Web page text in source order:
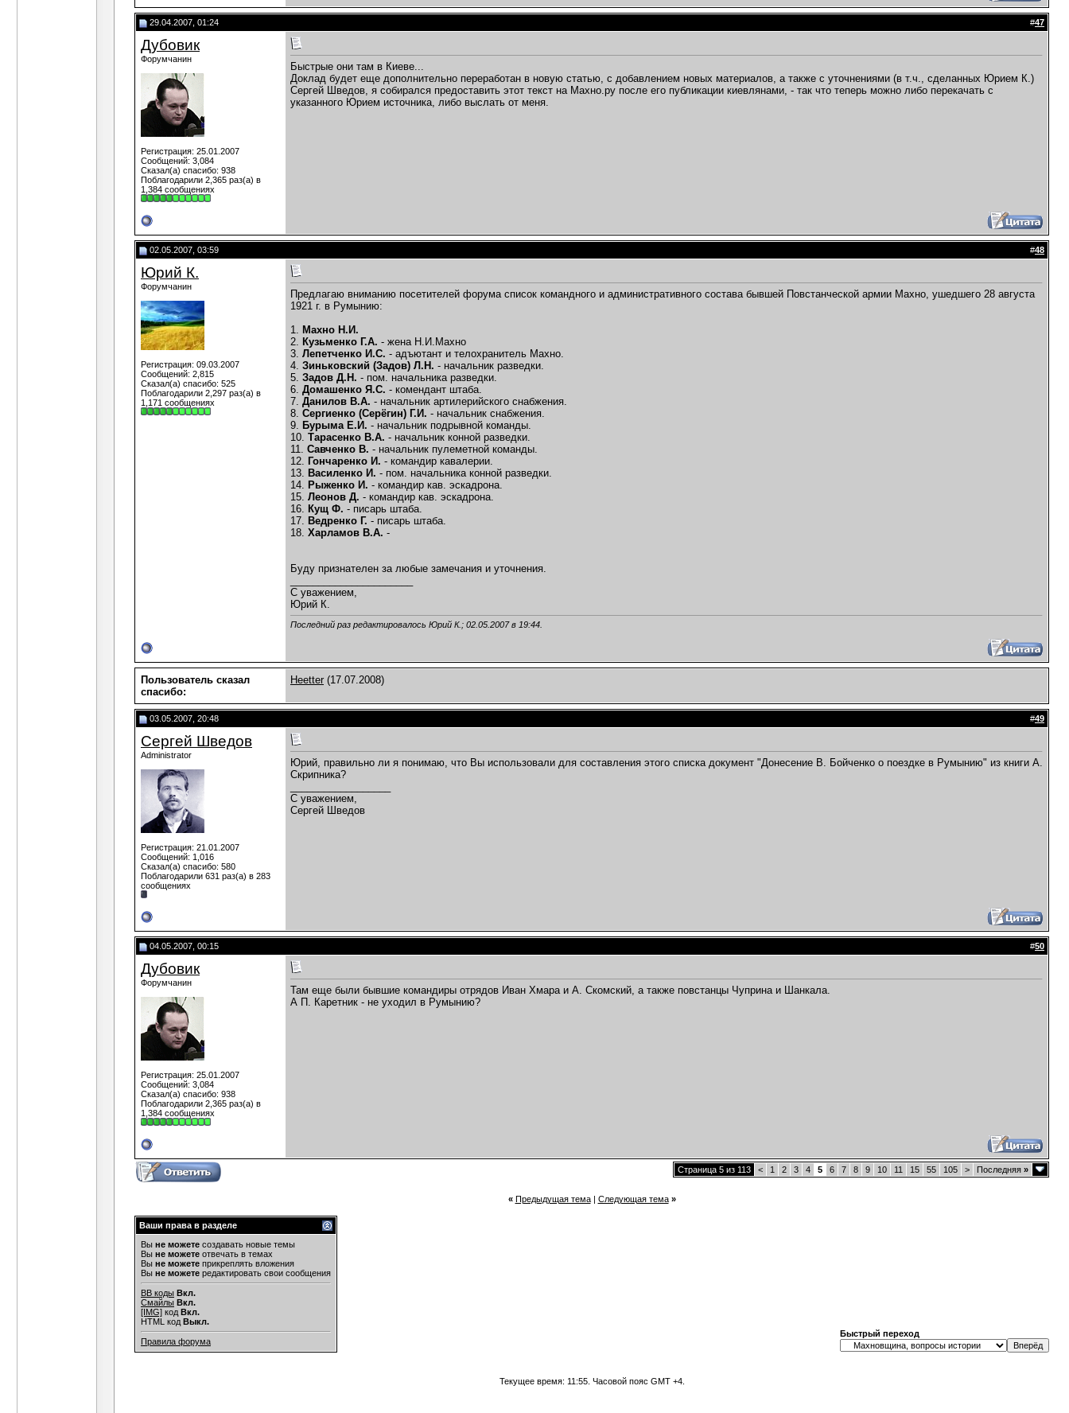
29.04.2007, 01:24 #47
Дубовик
Форумчанин
Регистрация: 25.01.2007
Сообщений: 3,084
Сказал(а) спасибо: 938
Поблагодарили 2,365 раз(а) в
1,384 сообщениях
Быстрые они там в Киеве...
Доклад будет еще дополнительно переработан в новую статью, с добавлением новых материалов, а также с уточнениями (в т.ч., сделанных Юрием К.)
Сергей Шведов, я собирался предоставить этот текст на Махно.ру после его публикации киевлянами, - так что теперь можно либо перекачать с
указанного Юрием источника, либо выслать от меня.
02.05.2007, 03:59 #48
Юрий К.
Форумчанин
Регистрация: 09.03.2007
Сообщений: 2,815
Сказал(а) спасибо: 525
Поблагодарили 2,297 раз(а) в
1,171 сообщениях
Предлагаю вниманию посетителей форума список командного и административного состава бывшей Повстанческой армии Махно, ушедшего 28 августа
1921 г. в Румынию:
1. Махно Н.И.
2. Кузьменко Г.А. - жена Н.И.Махно
3. Лепетченко И.С. - адъютант и телохранитель Махно.
4. Зиньковский (Задов) Л.Н. - начальник разведки.
5. Задов Д.Н. - пом. начальника разведки.
6. Домашенко Я.С. - комендант штаба.
7. Данилов В.А. - начальник артилерийского снабжения.
8. Сергиенко (Серёгин) Г.И. - начальник снабжения.
9. Бурыма Е.И. - начальник подрывной команды.
10. Тарасенко В.А. - начальник конной разведки.
11. Савченко В. - начальник пулеметной команды.
12. Гончаренко И. - командир кавалерии.
13. Василенко И. - пом. начальника конной разведки.
14. Рыженко И. - командир кав. эскадрона.
15. Леонов Д. - командир кав. эскадрона.
16. Кущ Ф. - писарь штаба.
17. Ведренко Г. - писарь штаба.
18. Харламов В.А. -
Буду признателен за любые замечания и уточнения.
С уважением,
Юрий К.
Последний раз редактировалось Юрий К.; 02.05.2007 в 19:44
Пользователь сказал
cпасибо:
Heetter (17.07.2008)
03.05.2007, 20:48 #49
Сергей Шведов
Administrator
Регистрация: 21.01.2007
Сообщений: 1,016
Сказал(а) спасибо: 580
Поблагодарили 631 раз(а) в 283
сообщениях
Юрий, правильно ли я понимаю, что Вы использовали для составления этого списка документ "Донесение В. Бойченко о поездке в Румынию" из книги А.
Скрипника?
C уважением,
Сергей Шведов
04.05.2007, 00:15 #50
Дубовик
Форумчанин
Регистрация: 25.01.2007
Сообщений: 3,084
Сказал(а) спасибо: 938
Поблагодарили 2,365 раз(а) в
1,384 сообщениях
Там еще были бывшие командиры отрядов Иван Хмара и А. Скомский, а также повстанцы Чуприна и Шанкала.
А П. Каретник - не уходил в Румынию?
Страница 5 из 113 < 1 2 3 4 5 6 7 8 9 10 11 15 55 105 > Последняя »
« Предыдущая тема| Следующая тема »
Ваши права в разделе
Вы не можете создавать новые темы
Вы не можете отвечать в темах
Вы не можете прикреплять вложения
Вы не можете редактировать свои сообщения
BB коды Вкл.
Смайлы Вкл.
[IMG] код Вкл.
HTML код Выкл.
Правила форума
Быстрый переход
Текущее время: 11:55. Часовой пояс GMT +4.